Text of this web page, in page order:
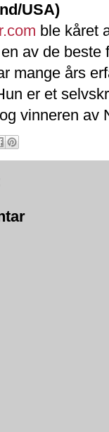
USA)
ble kåret
av de beste
mange års
er et
vinneren av